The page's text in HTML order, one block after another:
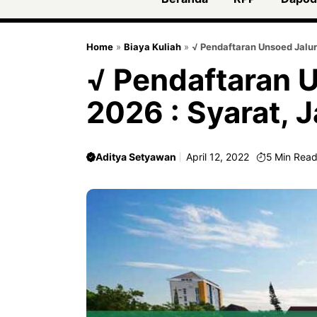
Home » Biaya Kuliah » √ Pendaftaran Unsoed
√ Pendaftaran
2026 : Syarat,
Aditya Setyawan April 12, 2022 5 Min Read